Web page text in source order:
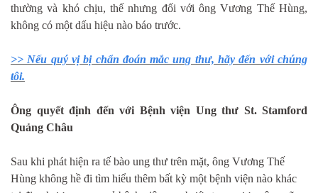
thường và khó chịu, thế nhưng đối với ông Vương Thế Hùng,
không có một dấu hiệu nào báo trước.
>> Nếu quý vị bị chẩn đoán mắc ung thư, hãy đến với chúng
tôi.
Ông quyết định đến với Bệnh viện Ung thư St. Stamford
Quảng Châu
Sau khi phát hiện ra tế bào ung thư trên mặt, ông Vương Thế
Hùng không hề đi tìm hiểu thêm bất kỳ một bệnh viện nào khác